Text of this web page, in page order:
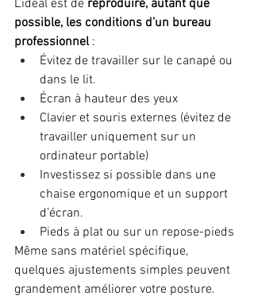
L’idéal est de reproduire, autant que
possible, les conditions d’un bureau
professionnel :
Évitez de travailler sur le canapé ou
dans le lit.
Écran à hauteur des yeux
Clavier et souris externes (évitez de
travailler uniquement sur un
ordinateur portable)
Investissez si possible dans une
chaise ergonomique et un support
d’écran.
Pieds à plat ou sur un repose-pieds
Même sans matériel spécifique,
quelques ajustements simples peuvent
grandement améliorer votre posture.